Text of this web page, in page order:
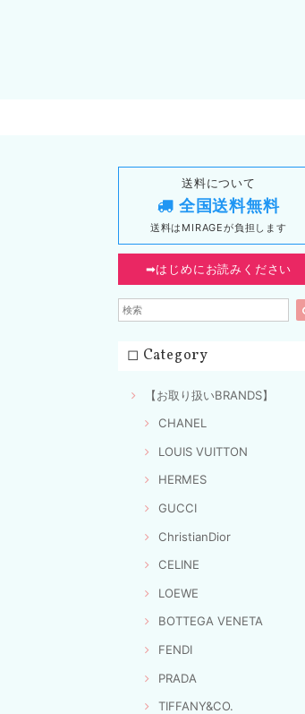
送料について
全国送料無料
送料はMIRAGEが負担します
➡︎はじめにお読みください
◻︎ Category
【お取り扱いBRANDS】
CHANEL
LOUIS VUITTON
HERMES
GUCCI
ChristianDior
CELINE
LOEWE
BOTTEGA VENETA
FENDI
PRADA
TIFFANY&CO.